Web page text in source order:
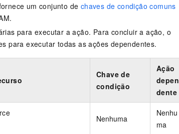
um conjunto de chaves de condição comuns
para executar a ação. Para concluir a ação, o
para executar todas as ações dependentes.
Chave de
condição
Ação
depen
dente
Nenhuma
Nenhu
ma